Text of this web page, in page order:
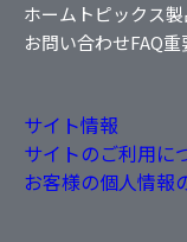
ホーム トピックス
お問い合わせFAQ重
サイト情報
サイトのご利用に
お客様の個人情報